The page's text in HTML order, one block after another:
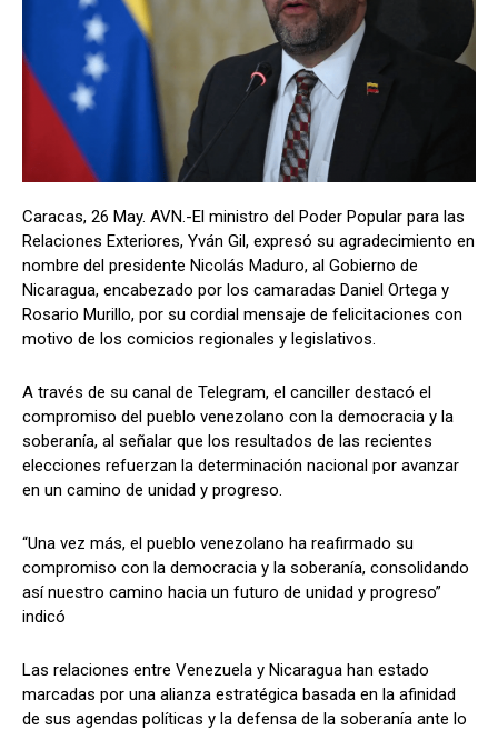
Caracas, 26 May. AVN.-El ministro del Poder Popular para las
Relaciones Exteriores, Yván Gil, expresó su agradecimiento en
nombre del presidente Nicolás Maduro, al Gobierno de
Nicaragua, encabezado por los camaradas Daniel Ortega y
Rosario Murillo, por su cordial mensaje de felicitaciones con
motivo de los comicios regionales y legislativos.
A través de su canal de Telegram, el canciller destacó el
compromiso del pueblo venezolano con la democracia y la
soberanía, al señalar que los resultados de las recientes
elecciones refuerzan la determinación nacional por avanzar
en un camino de unidad y progreso.
“Una vez más, el pueblo venezolano ha reafirmado su
compromiso con la democracia y la soberanía, consolidando
así nuestro camino hacia un futuro de unidad y progreso”
indicó
Las relaciones entre Venezuela y Nicaragua han estado
marcadas por una alianza estratégica basada en la afinidad
de sus agendas políticas y la defensa de la soberanía ante lo